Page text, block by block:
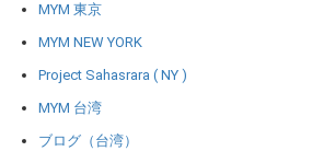
MYM 東京
MYM NEW YORK
Project Sahasrara ( NY )
MYM 台湾
ブログ（台湾）